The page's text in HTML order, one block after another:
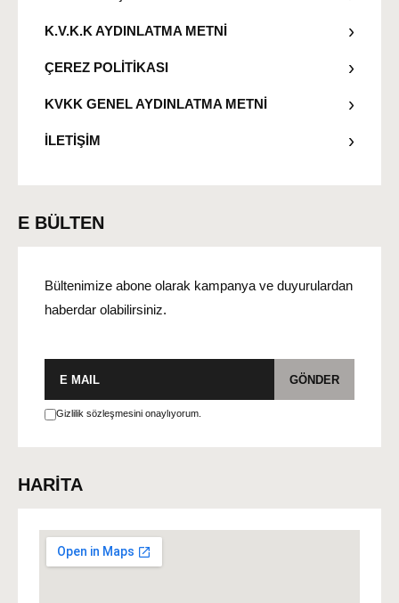
K.V.K.K AYDINLATMA METNİ
ÇEREZ POLİTİKASI
KVKK GENEL AYDINLATMA METNİ
İLETİŞİM
E BÜLTEN
Bültenimize abone olarak kampanya ve duyurulardan
haberdar olabilirsiniz.
GÖNDER
Gizlilik sözleşmesini onaylıyorum.
HARİTA